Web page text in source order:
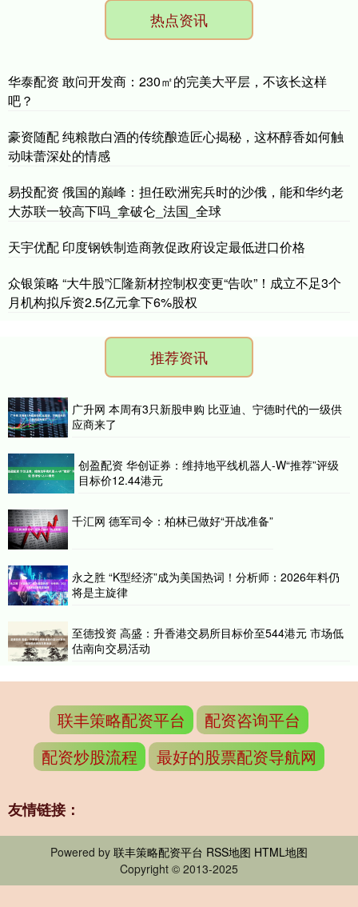
热点资讯
华泰配资 敢问开发商：230㎡的完美大平层，不该长这样
吧？
豪资随配 纯粮散白酒的传统酿造匠心揭秘，这杯醇香如何触
动味蕾深处的情感
易投配资 俄国的巅峰：担任欧洲宪兵时的沙俄，能和华约老
大苏联一较高下吗_拿破仑_法国_全球
天宇优配 印度钢铁制造商敦促政府设定最低进口价格
众银策略 “大牛股”汇隆新材控制权变更“告吹”！成立不足3个
月机构拟斥资2.5亿元拿下6%股权
推荐资讯
广升网 本周有3只新股申购 比亚迪、宁德时代的一级供
应商来了
创盈配资 华创证券：维持地平线机器人-W“推荐”评级
目标价12.44港元
千汇网 德军司令：柏林已做好“开战准备”
永之胜 “K型经济”成为美国热词！分析师：2026年料仍
将是主旋律
至德投资 高盛：升香港交易所目标价至544港元 市场低
估南向交易活动
联丰策略配资平台
配资咨询平台
配资炒股流程
最好的股票配资导航网
友情链接：
Powered by 联丰策略配资平台 RSS地图 HTML地图
Copyright © 2013-2025